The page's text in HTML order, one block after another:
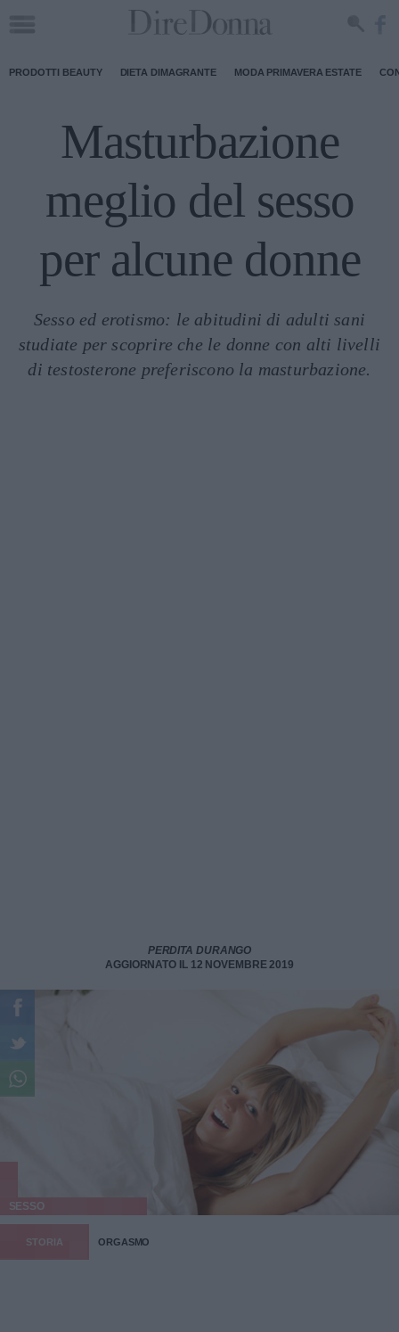
PRODOTTI BEAUTY DIETA DIMAGRANTE MODA PRIMAVERA ESTATE
Masturbazione
meglio del sesso
per alcune donne
Sesso ed erotismo: le abitudini di adulti sani
studiate per scoprire che le donne con alti livelli
di testosterone preferiscono la masturbazione.
PERDITA DURANGO
AGGIORNATO IL 12 NOVEMBRE 2019
SESSO
STORIA ORGASMO